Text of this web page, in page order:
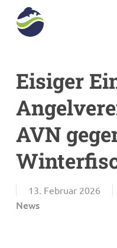
Eisiger
AVN
13. Februar 2026
News